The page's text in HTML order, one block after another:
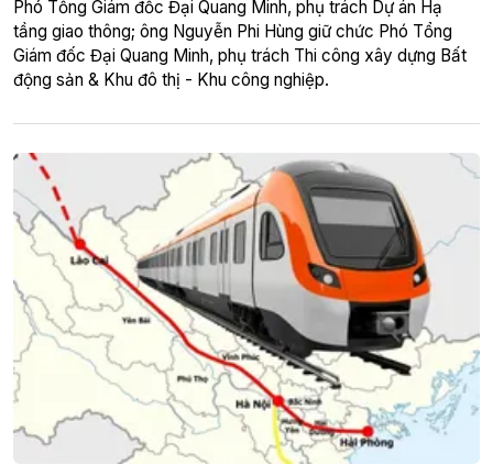
Phó Tổng Giám đốc Đại Quang Minh, phụ trách Dự án Hạ
tầng giao thông; ông Nguyễn Phi Hùng giữ chức Phó Tổng
Giám đốc Đại Quang Minh, phụ trách Thi công xây dựng Bất
động sản & Khu đô thị - Khu công nghiệp.